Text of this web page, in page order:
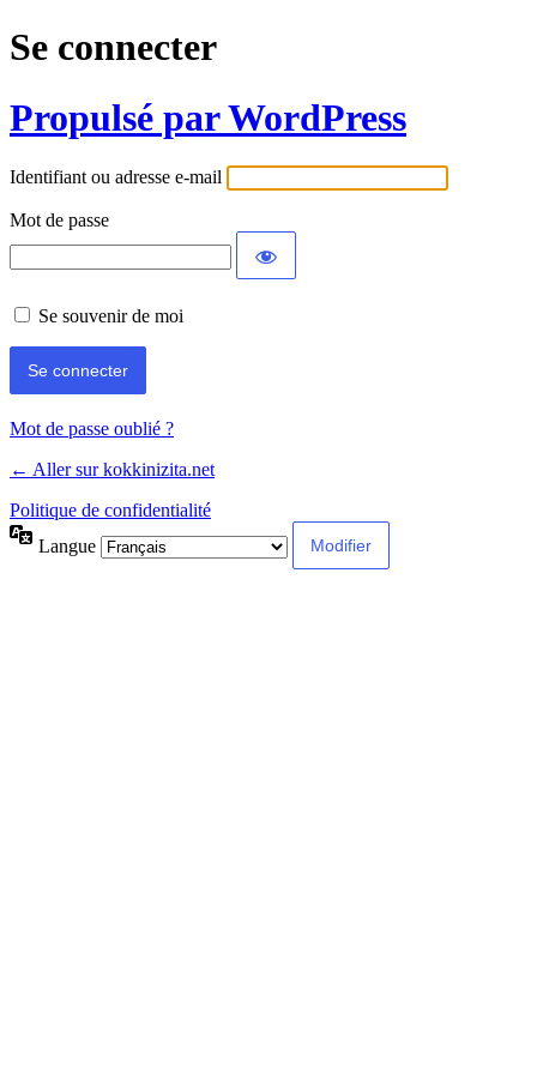
Se connecter
Propulsé par WordPress
Identifiant ou adresse e-mail
Mot de passe
Se souvenir de moi
Mot de passe oublié ?
← Aller sur kokkinizita.net
Politique de confidentialité
Langue